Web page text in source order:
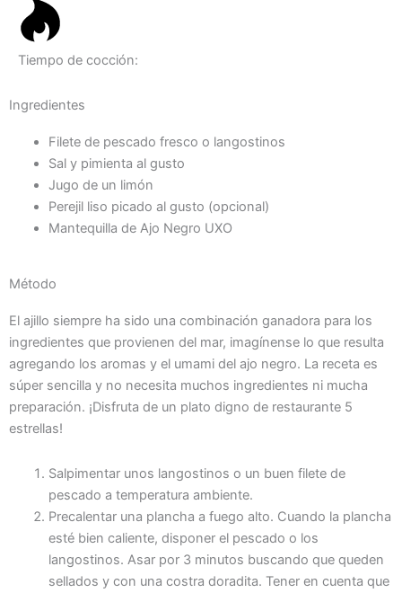
Tiempo de cocción:
Ingredientes
Filete de pescado fresco o langostinos
Sal y pimienta al gusto
Jugo de un limón
Perejil liso picado al gusto (opcional)
Mantequilla de Ajo Negro UXO
Método
El ajillo siempre ha sido una combinación ganadora para los
ingredientes que provienen del mar, imagínense lo que resulta
agregando los aromas y el umami del ajo negro. La receta es
súper sencilla y no necesita muchos ingredientes ni mucha
preparación. ¡Disfruta de un plato digno de restaurante 5
estrellas!
Salpimentar unos langostinos o un buen filete de
pescado a temperatura ambiente.
Precalentar una plancha a fuego alto. Cuando la plancha
esté bien caliente, disponer el pescado o los
langostinos. Asar por 3 minutos buscando que queden
sellados y con una costra doradita. Tener en cuenta que